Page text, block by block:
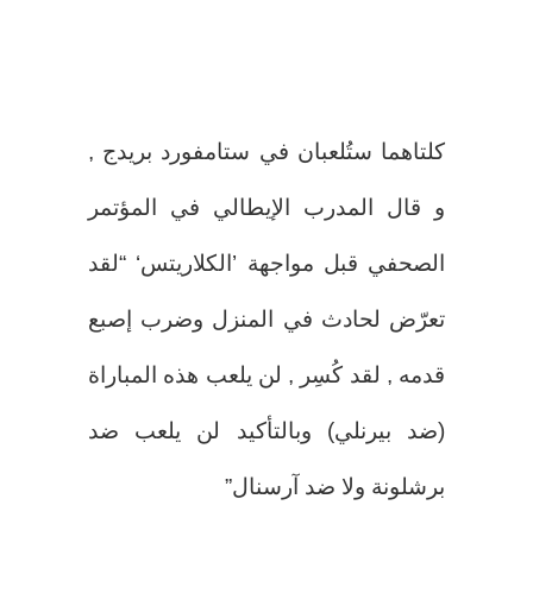
كلتاهما ستُلعبان في ستامفورد بريدج ,
و قال المدرب الإيطالي في المؤتمر
الصحفي قبل مواجهة ’الكلاريتس‘ “لقد
تعرّض لحادث في المنزل وضرب إصبع
قدمه , لقد كُسِر , لن يلعب هذه المباراة
(ضد بيرنلي) وبالتأكيد لن يلعب ضد
برشلونة ولا ضد آرسنال”